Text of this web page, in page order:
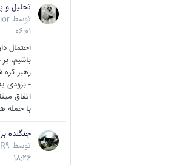
توسط
06:01
احتمال
باشیم،
رهبر
- بزودی
اتفاق
با حمله
توسط
18:26